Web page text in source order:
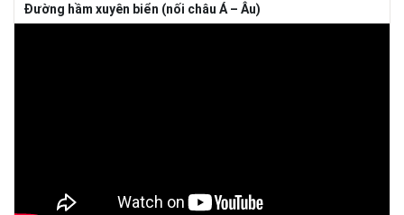
Đường hầm xuyên biển (nối châu Á – Âu)